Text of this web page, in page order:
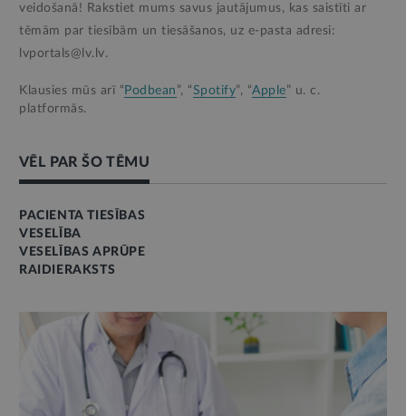
veidošanā! Rakstiet mums savus jautājumus, kas saistīti ar
tēmām par tiesībām un tiesāšanos, uz e-pasta adresi:
lvportals@lv.lv.
Klausies mūs arī “ Podbean ”, “Spotify”, “Apple” u. c.
platformās.
VĒL PAR ŠO TĒMU
PACIENTA TIESĪBAS
VESELĪBA
VESELĪBAS APRŪPE
RAIDIERAKSTS